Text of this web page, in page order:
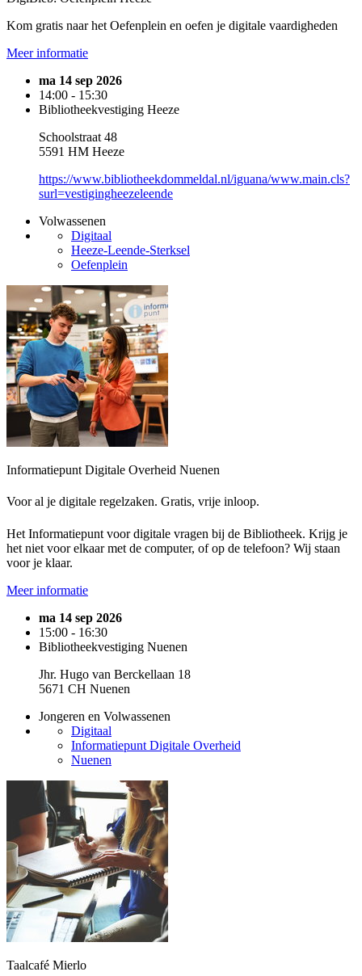
Kom gratis naar het Oefenplein en oefen je digitale vaardigheden
Meer informatie
ma 14 sep 2026
14:00 - 15:30
Bibliotheekvestiging Heeze
Schoolstraat 48
5591 HM Heeze
https://www.bibliotheekdommeldal.nl/iguana/www.main.cls?
surl=vestigingheezeleende
Volwassenen
Digitaal
Heeze-Leende-Sterksel
Oefenplein
Informatiepunt Digitale Overheid Nuenen
Voor al je digitale regelzaken. Gratis, vrije inloop.
Het Informatiepunt voor digitale vragen bij de Bibliotheek. Krijg je
het niet voor elkaar met de computer, of op de telefoon? Wij staan
voor je klaar.
Meer informatie
ma 14 sep 2026
15:00 - 16:30
Bibliotheekvestiging Nuenen
Jhr. Hugo van Berckellaan 18
5671 CH Nuenen
Jongeren en Volwassenen
Digitaal
Informatiepunt Digitale Overheid
Nuenen
Taalcafé Mierlo